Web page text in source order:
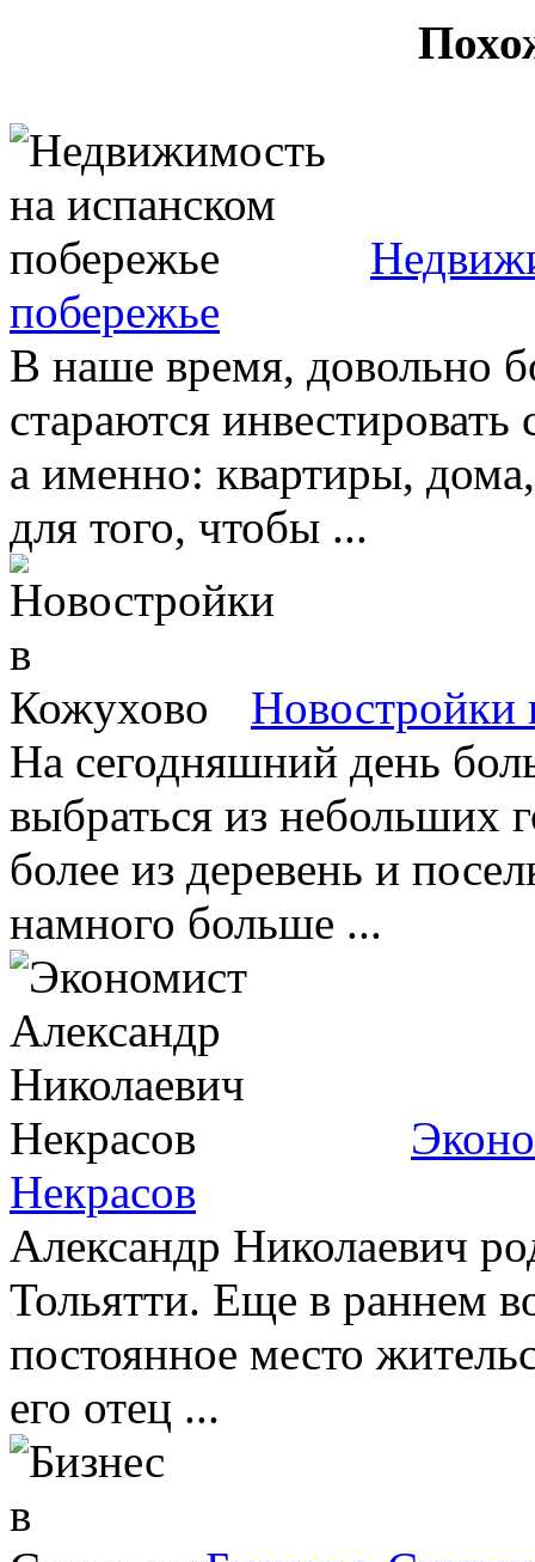
побережье
В наше время, довольно
стараются
а именно: квартиры,
для того, чтобы ...
Новостройки
На сегодняшний день
выбраться из небольших
более из деревень и
намного больше ...
Некрасов
Александр Николаевич
Тольятти. Еще в раннем
постоянное место
его отец ...